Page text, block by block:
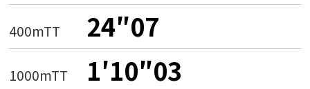
400mTT 24″07
1000mTT 1′10″03